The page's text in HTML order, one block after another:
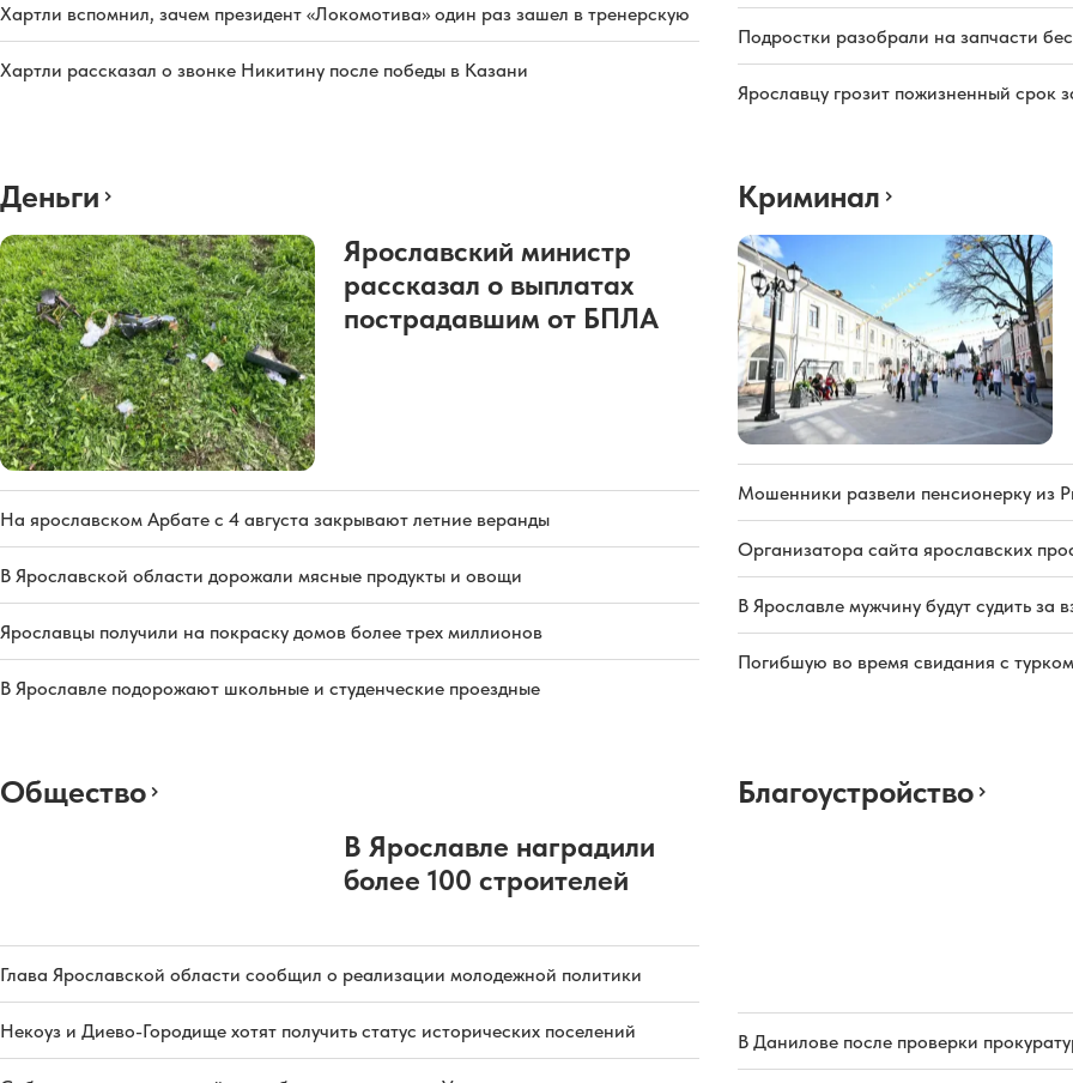
Хартли вспомнил, зачем президент «Локомотива» один раз зашел в тренерскую
Хартли рассказал о звонке Никитину после победы в Казани
Подростки разобрали на запчасти
Ярославцу грозит пожизненный срок
Деньги
Ярославский министр
рассказал о выплатах
пострадавшим от БПЛА
На ярославском Арбате с 4 августа закрывают летние веранды
В Ярославской области дорожали мясные продукты и овощи
Ярославцы получили на покраску домов более трех миллионов
В Ярославле подорожают школьные и студенческие проездные
Криминал
Мошенники развели пенсионерку из
Организатора сайта ярославских
В Ярославле мужчину будут судить за
Погибшую во время свидания с
Общество
В Ярославле наградили
более 100 строителей
Глава Ярославской области сообщил о реализации молодежной политики
Некоуз и Диево-Городище хотят получить статус исторических поселений
Благоустройство
В Данилове после проверки